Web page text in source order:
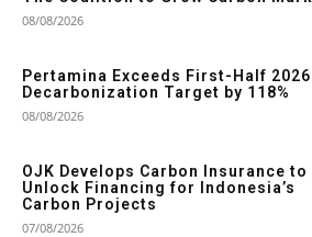
08/08/2026
Pertamina Exceeds First-Half 2026
Decarbonization Target by 118%
08/08/2026
OJK Develops Carbon Insurance to
Unlock Financing for Indonesia’s
Carbon Projects
07/08/2026